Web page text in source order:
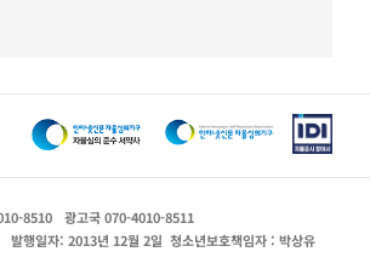
8510
광고국 070-4010-8511
발행일자: 2013년 12월 2일 청소년보호책임자 : 박상유